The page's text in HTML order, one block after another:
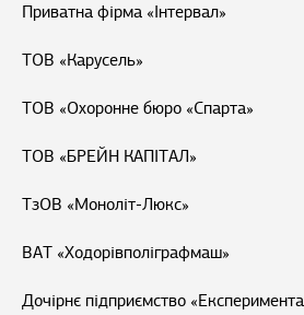
Приватна фірма «Інтервал»
ТОВ «Карусель»
ТОВ «Охоронне бюро «Спарта»
ТОВ «БРЕЙН КАПІТАЛ»
ТзОВ «Моноліт-Люкс»
ВАТ «Ходорівполіграфмаш»
Дочірнє підприємство